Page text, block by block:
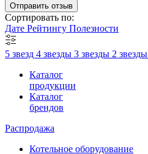
Отправить отзыв
Сортировать по:
Дате Рейтингу Полезности
5 звезд 4 звезды 3 звезды 2 звезды
Каталог
продукции
Каталог
брендов
Распродажа
Котельное оборудование